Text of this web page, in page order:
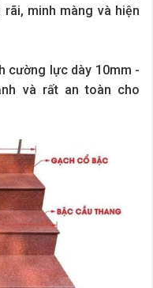
minh màng và hiện
cường lực dày 10mm -
và rất an toàn cho